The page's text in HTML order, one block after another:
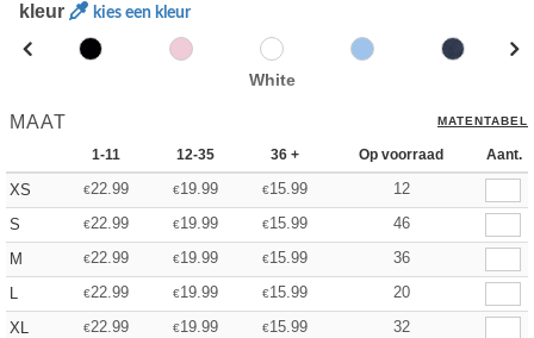
kleur kies een kleur
White
MAAT MATENTABEL
1-11 12-35 36 + Op voorraad Aant.
XS €22.99 €19.99 €15.99
12
S
€22.99 €19.99 €15.99
46
M
€22.99 €19.99 €15.99
36
L
€22.99 €19.99 €15.99
20
XL
€22.99 €19.99 €15.99
32